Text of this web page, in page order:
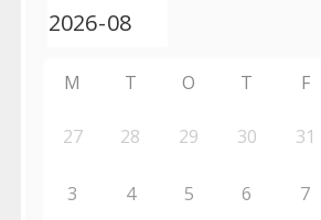
M T O T F
27 28 29 30 31
3 4 5 6 7